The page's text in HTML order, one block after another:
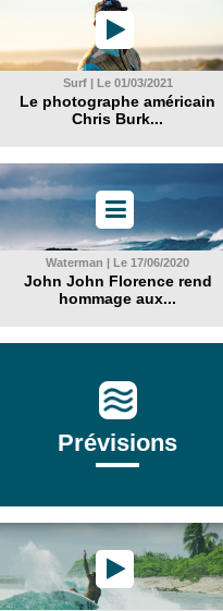
Surf | Le 01/03/2021
Le photographe américain
Chris Burk...
Waterman | Le 17/06/2020
John John Florence rend
hommage aux...
Prévisions